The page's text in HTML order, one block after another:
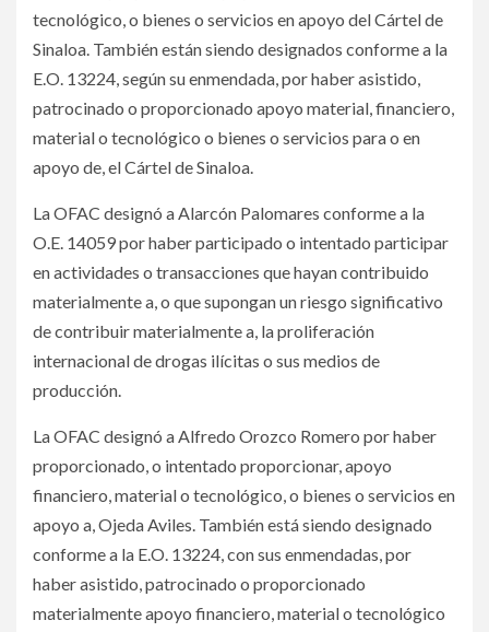
tecnológico, o bienes o servicios en apoyo del Cártel de
Sinaloa. También están siendo designados conforme a la
E.O. 13224, según su enmendada, por haber asistido,
patrocinado o proporcionado apoyo material, financiero,
material o tecnológico o bienes o servicios para o en
apoyo de, el Cártel de Sinaloa.
La OFAC designó a Alarcón Palomares conforme a la
O.E. 14059 por haber participado o intentado participar
en actividades o transacciones que hayan contribuido
materialmente a, o que supongan un riesgo significativo
de contribuir materialmente a, la proliferación
internacional de drogas ilícitas o sus medios de
producción.
La OFAC designó a Alfredo Orozco Romero por haber
proporcionado, o intentado proporcionar, apoyo
financiero, material o tecnológico, o bienes o servicios en
apoyo a, Ojeda Aviles. También está siendo designado
conforme a la E.O. 13224, con sus enmendadas, por
haber asistido, patrocinado o proporcionado
materialmente apoyo financiero, material o tecnológico